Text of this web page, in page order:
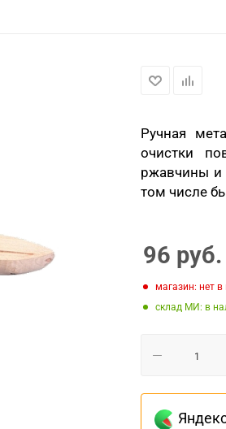
Ручная
очистки
ржавчины и
том числе
96 руб.
Магазин: нет
Склад МИ: в